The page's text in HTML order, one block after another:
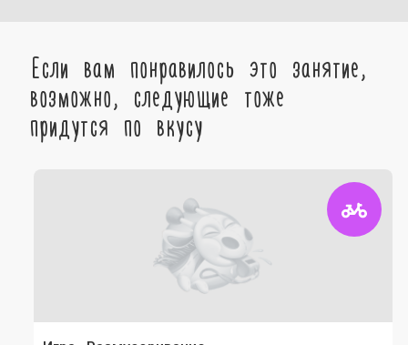
Если вам понравилось это занятие,
возможно, следующие тоже
придутся по вкусу